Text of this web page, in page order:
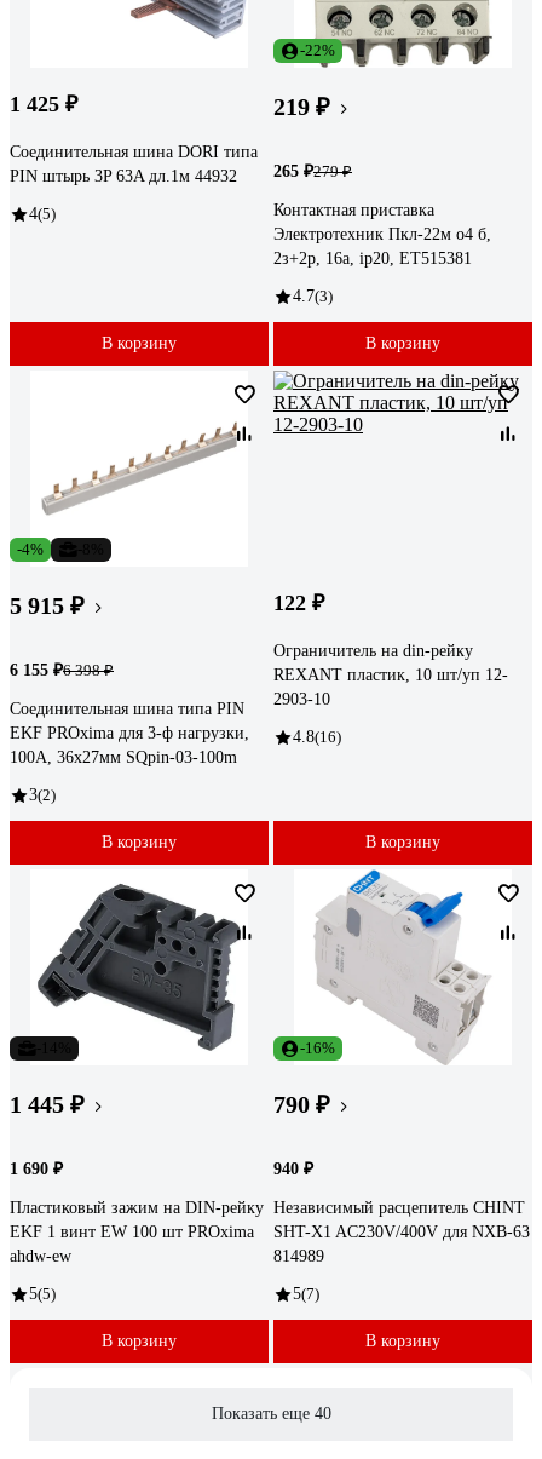
1 425 ₽
Соединительная шина DORI типа
PIN штырь 3P 63A дл.1м 44932
4(5)
В корзину
-22%
219 ₽
265 ₽279 ₽
Контактная приставка
Электротехник Пкл-22м о4 б,
2з+2р, 16а, ip20, ET515381
4.7(3)
В корзину
-4%
5 915 ₽
6 155 ₽6 398 ₽
Соединительная шина типа PIN
EKF PROxima для 3-ф нагрузки,
100А, 36x27мм SQpin-03-100m
3(2)
В корзину
122 ₽
Ограничитель на din-рейку
REXANT пластик, 10 шт/уп 12-
2903-10
4.8(16)
В корзину
1 445 ₽
1 690 ₽
Пластиковый зажим на DIN-рейку
EKF 1 винт EW 100 шт PROxima
ahdw-ew
5(5)
В корзину
-16%
790 ₽
940 ₽
Независимый расцепитель CHINT
SHT-X1 AC230V/400V для NXB-63
814989
5(7)
В корзину
Показать еще 40